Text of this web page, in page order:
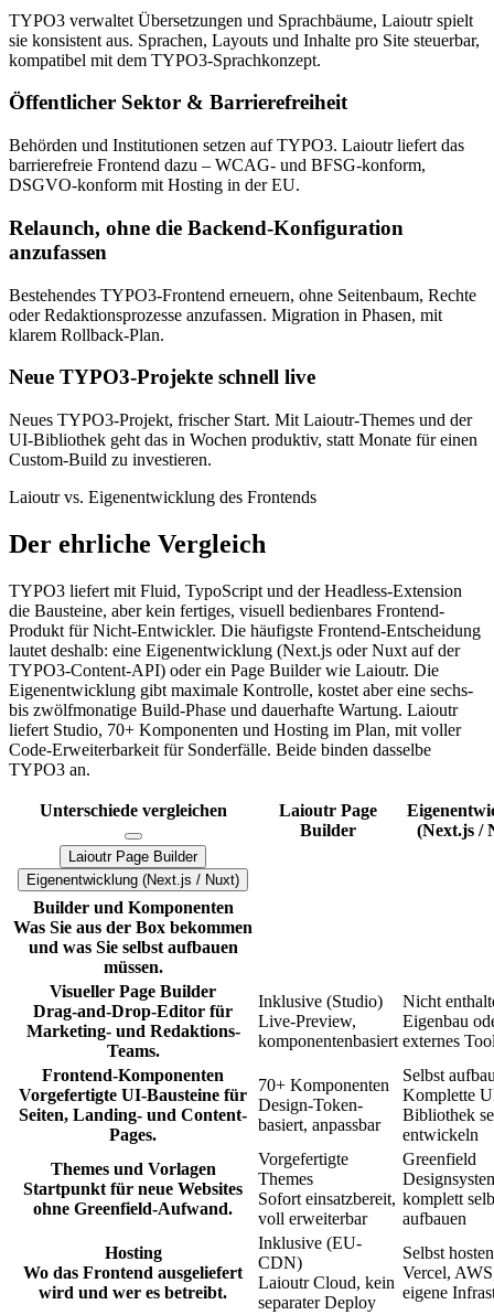
TYPO3 verwaltet Übersetzungen und Sprachbäume, Laioutr spielt
sie konsistent aus. Sprachen, Layouts und Inhalte pro Site steuerbar,
kompatibel mit dem TYPO3-Sprachkonzept.
Öffentlicher Sektor & Barrierefreiheit
Behörden und Institutionen setzen auf TYPO3. Laioutr liefert das
barrierefreie Frontend dazu – WCAG- und BFSG-konform,
DSGVO-konform mit Hosting in der EU.
Relaunch, ohne die Backend-Konfiguration
anzufassen
Bestehendes TYPO3-Frontend erneuern, ohne Seitenbaum, Rechte
oder Redaktionsprozesse anzufassen. Migration in Phasen, mit
klarem Rollback-Plan.
Neue TYPO3-Projekte schnell live
Neues TYPO3-Projekt, frischer Start. Mit Laioutr-Themes und der
UI-Bibliothek geht das in Wochen produktiv, statt Monate für einen
Custom-Build zu investieren.
Laioutr vs. Eigenentwicklung des Frontends
Der ehrliche Vergleich
TYPO3 liefert mit Fluid, TypoScript und der Headless-Extension
die Bausteine, aber kein fertiges, visuell bedienbares Frontend-
Produkt für Nicht-Entwickler. Die häufigste Frontend-Entscheidung
lautet deshalb: eine Eigenentwicklung (Next.js oder Nuxt auf der
TYPO3-Content-API) oder ein Page Builder wie Laioutr. Die
Eigenentwicklung gibt maximale Kontrolle, kostet aber eine sechs-
bis zwölfmonatige Build-Phase und dauerhafte Wartung. Laioutr
liefert Studio, 70+ Komponenten und Hosting im Plan, mit voller
Code-Erweiterbarkeit für Sonderfälle. Beide binden dasselbe
TYPO3 an.
Preisplanvergleich
Unterschiede vergleichen
Laioutr Page
Builder
(Next.js /
Laioutr Page Builder
Eigenentwicklung (Next.js / Nuxt)
Builder und Komponenten
Was Sie aus der Box bekommen
und was Sie selbst aufbauen
müssen.
Visueller Page Builder
Drag-and-Drop-Editor für
Marketing- und Redaktions-
Teams.
Inklusive (Studio)
Live-Preview,
komponentenbasiert
Nicht
Eigenbau
externes
Frontend-Komponenten
Vorgefertigte UI-Bausteine für
Seiten, Landing- und Content-
Pages.
70+ Komponenten
Design-Token-
basiert, anpassbar
Selbst
Komplette
Bibliothek
entwickeln
Themes und Vorlagen
Startpunkt für neue Websites
ohne Greenfield-Aufwand.
Vorgefertigte
Themes
Sofort einsatzbereit,
voll erweiterbar
Greenfield
komplett
aufbauen
Hosting
Wo das Frontend ausgeliefert
wird und wer es betreibt.
Inklusive (EU-
CDN)
Laioutr Cloud, kein
separater Deploy
Selbst hosten
Vercel,
eigene